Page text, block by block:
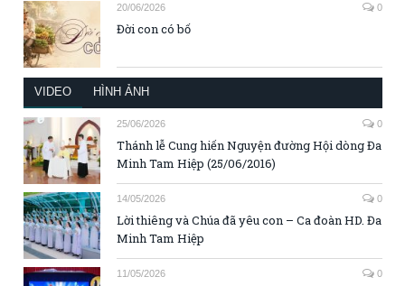
20/06/2026 0
Đời con có bố
VIDEO HÌNH ẢNH
25/06/2026 0
Thánh lễ Cung hiến Nguyện đường Hội dòng Đa
Minh Tam Hiệp (25/06/2016)
14/05/2026 0
Lời thiêng và Chúa đã yêu con – Ca đoàn HD. Đa
Minh Tam Hiệp
11/05/2026 0